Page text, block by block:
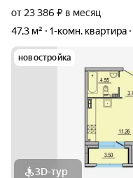
от 23 386 ₽ в месяц
47,3 м²
1-комн. квартира
новостройка
3D-тур